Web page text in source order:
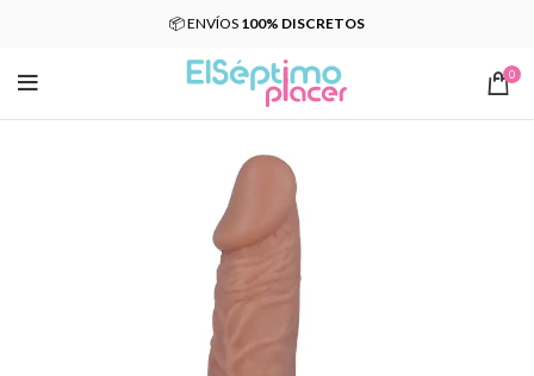
📦 ENVÍOS 100% DISCRETOS
0